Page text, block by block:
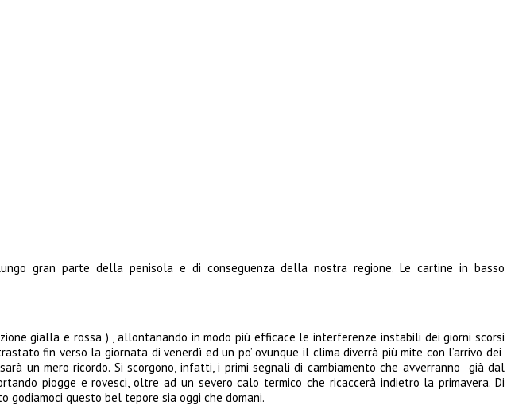
gran parte della penisola e di conseguenza della nostra regione. Le cartine in basso
gialla e rossa ) , allontanando in modo più efficace le interferenze instabili dei giorni scorsi
fin verso la giornata di venerdì ed un po’ ovunque il clima diverrà più mite con l’arrivo dei
un mero ricordo. Si scorgono, infatti, i primi segnali di cambiamento che avverranno già dal
piogge e rovesci, oltre ad un severo calo termico che ricaccerà indietro la primavera. Di
questo bel tepore sia oggi che domani.